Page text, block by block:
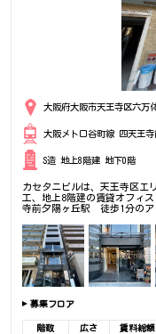
大阪府大阪市天王寺区六万
大阪メトロ谷町線 四天王
S造 地上8階建 地下0階
カセタニビルは、天王寺区エ
工、地上8階建の賃貸オフィ
寺前夕陽ヶ丘駅 徒歩1分のア
募集フロア
階数 広さ 賃料総